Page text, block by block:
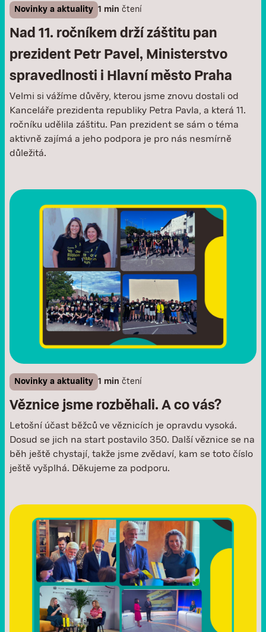
Novinky a aktuality 1 min čtení
Nad 11. ročníkem drží záštitu pan
prezident Petr Pavel, Ministerstvo
spravedlnosti i Hlavní město Praha
Velmi si vážíme důvěry, kterou jsme znovu dostali od
Kanceláře prezidenta republiky Petra Pavla, a která 11.
ročníku udělila záštitu. Pan prezident se sám o téma
aktivně zajímá a jeho podpora je pro nás nesmírně
důležitá.
Novinky a aktuality 1 min čtení
Věznice jsme rozběhali. A co vás?
Letošní účast běžců ve věznicích je opravdu vysoká.
Dosud se jich na start postavilo 350. Další věznice se na
běh ještě chystají, takže jsme zvědaví, kam se toto číslo
ještě vyšplhá. Děkujeme za podporu.